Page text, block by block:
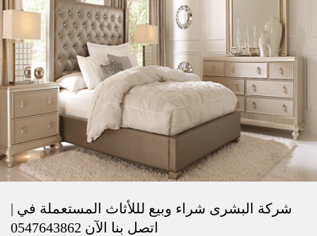
شركة البشرى شراء وبيع لللأثاث المستعملة في |
اتصل بنا الآن 0547643862